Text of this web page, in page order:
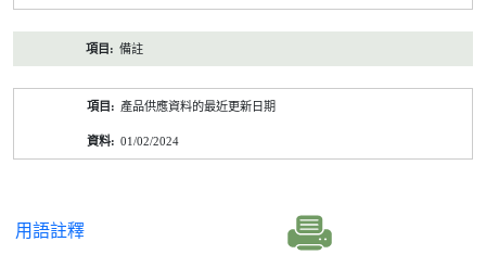
備註
產品供應資料的最近更新日期
01/02/2024
用語註釋